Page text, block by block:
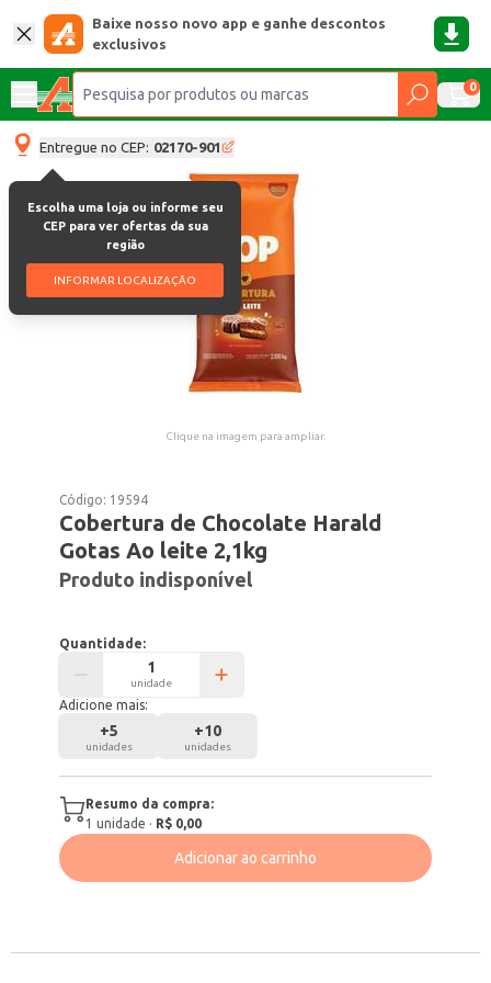
Baixe nosso novo app e ganhe descontos
exclusivos
0
Entregue no CEP: 02170-901
Escolha uma loja ou informe seu
CEP para ver ofertas da sua
região
INFORMAR LOCALIZAÇÃO
Clique na imagem para ampliar.
Código: 19594
Cobertura de Chocolate Harald
Gotas Ao leite 2,1kg
Produto indisponível
Quantidade:
unidade
Adicione mais:
+5
unidades
+10
unidades
Resumo da compra:
1 unidade · R$ 0,00
Adicionar ao carrinho